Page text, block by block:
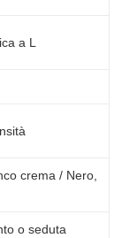
a L
crema / Nero,
o seduta